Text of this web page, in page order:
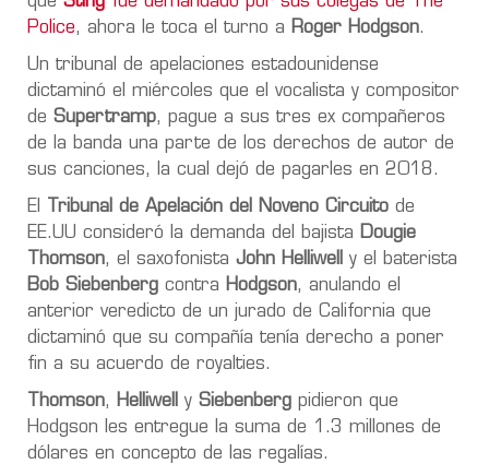
Police, ahora le toca el turno a Roger Hodgson.
Un tribunal de apelaciones estadounidense
dictaminó el miércoles que el vocalista y compositor
de Supertramp, pague a sus tres ex compañeros
de la banda una parte de los derechos de autor de
sus canciones, la cual dejó de pagarles en 2018.
El Tribunal de Apelación del Noveno Circuito de
EE.UU consideró la demanda del bajista Dougie
Thomson, el saxofonista John Helliwell
y el baterista
Bob Siebenberg contra Hodgson, anulando el
anterior veredicto de un jurado de California que
dictaminó que su compañía tenía derecho a poner
fin a su acuerdo de royalties.
Thomson, Helliwell y Siebenberg pidieron que
Hodgson les entregue la suma de 1.3 millones de
dólares en concepto de las regalías.